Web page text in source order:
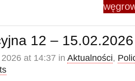
12 – 15.02.2026
at 14:37 in Aktualności,